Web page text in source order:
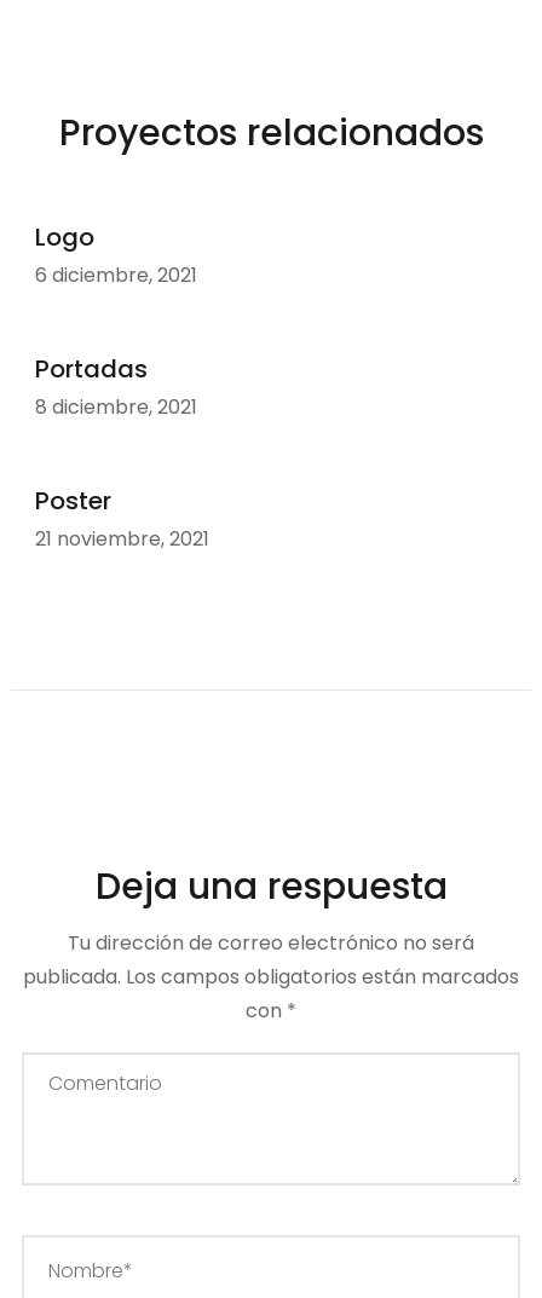
Proyectos relacionados
Logo
6 diciembre, 2021
Portadas
8 diciembre, 2021
Poster
21 noviembre, 2021
Deja una respuesta
Tu dirección de correo electrónico no será
publicada. Los campos obligatorios están marcados
con *